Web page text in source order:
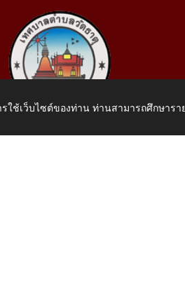
ช้เว็บไซต์ของท่าน ท่านสามารถศึกษารา